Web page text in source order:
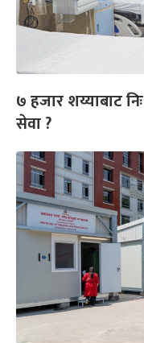
७ हजार शय्याबाट
सेवा ?